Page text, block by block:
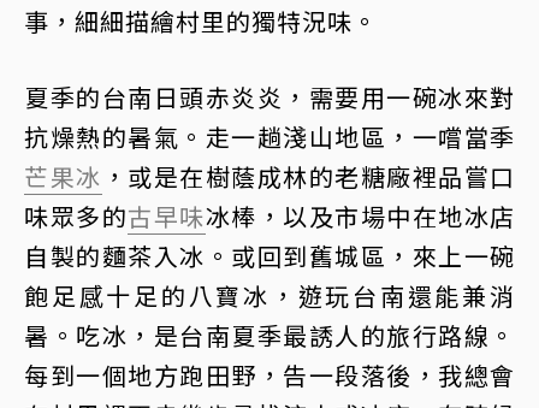
事，細細描繪村里的獨特況味。
夏季的台南日頭赤炎炎，需要用一碗冰來對
抗燥熱的暑氣。走一趟淺山地區，一嚐當季
芒果冰 ，或是在樹蔭成林的老糖廠裡品嘗口
味眾多的古早味冰棒，以及市場中在地冰店
自製的麵茶入冰。或回到舊城區，來上一碗
飽足感十足的八寶冰，遊玩台南還能兼消
暑。吃冰，是台南夏季最誘人的旅行路線。
每到一個地方跑田野，告一段落後，我總會